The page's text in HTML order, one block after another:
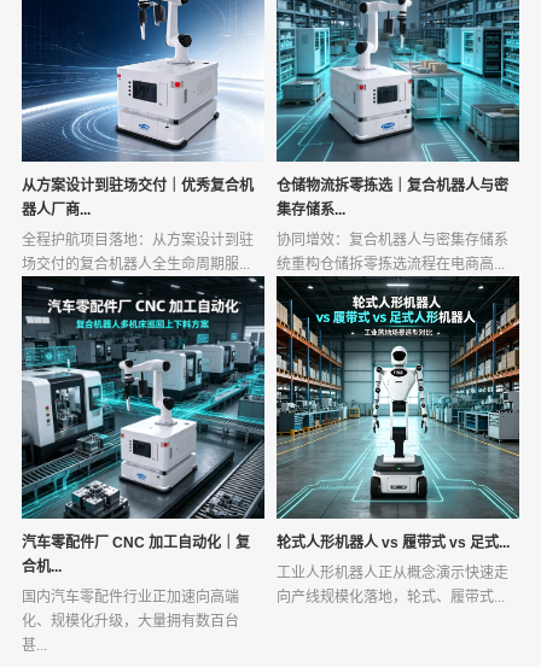
从方案设计到驻场交付｜优秀复合机
器人厂商...
全程护航项目落地：从方案设计到驻
场交付的复合机器人全生命周期服...
仓储物流拆零拣选｜复合机器人与密
集存储系...
协同增效：复合机器人与密集存储系
统重构仓储拆零拣选流程在电商高...
汽车零配件厂 CNC 加工自动化｜复
合机...
国内汽车零配件行业正加速向高端
化、规模化升级，大量拥有数百台
甚...
轮式人形机器人 vs 履带式 vs 足式...
工业人形机器人正从概念演示快速走
向产线规模化落地，轮式、履带式...